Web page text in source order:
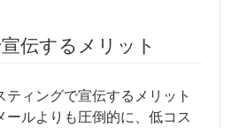
伝するメリット
ティングで宣伝するメリット
ールよりも圧倒的に、低コス